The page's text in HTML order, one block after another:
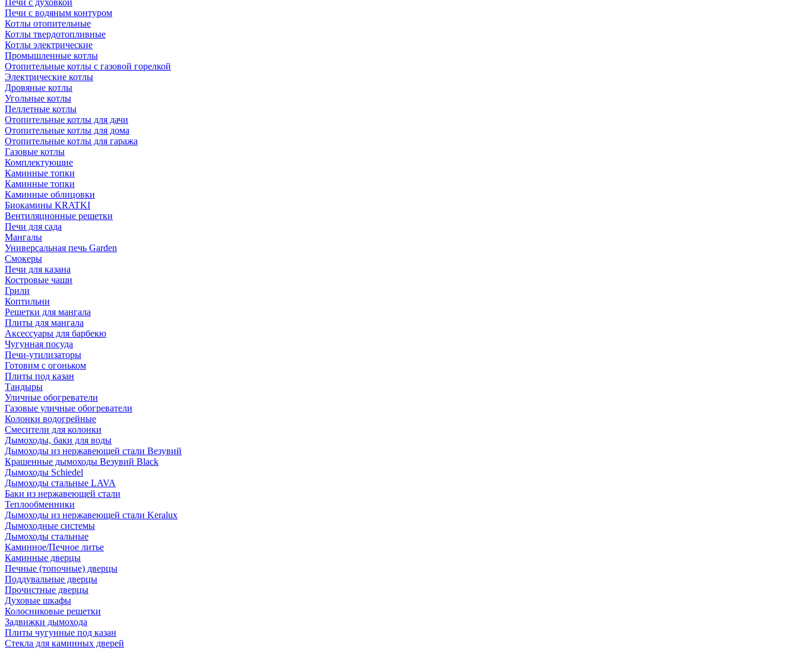
Печи с духовкой
Печи с водяным контуром
Котлы отопительные
Котлы твердотопливные
Котлы электрические
Промышленные котлы
Отопительные котлы с газовой горелкой
Электрические котлы
Дровяные котлы
Угольные котлы
Пеллетные котлы
Отопительные котлы для дачи
Отопительные котлы для дома
Отопительные котлы для гаража
Газовые котлы
Комплектующие
Каминные топки
Каминные топки
Каминные облицовки
Биокамины KRATKI
Вентиляционные решетки
Печи для сада
Мангалы
Универсальная печь Garden
Смокеры
Печи для казана
Костровые чаши
Грили
Коптильни
Решетки для мангала
Плиты для мангала
Аксессуары для барбекю
Чугунная посуда
Печи-утилизаторы
Готовим с огоньком
Плиты под казан
Тандыры
Уличные обогреватели
Газовые уличные обогреватели
Колонки водогрейные
Смесители для колонки
Дымоходы, баки для воды
Дымоходы из нержавеющей стали Везувий
Крашенные дымоходы Везувий Black
Дымоходы Schiedel
Дымоходы стальные LAVA
Баки из нержавеющей стали
Теплообменники
Дымоходы из нержавеющей стали Keralux
Дымоходные системы
Дымоходы стальные
Каминное/Печное литье
Каминные дверцы
Печные (топочные) дверцы
Поддувальные дверцы
Прочистные дверцы
Духовые шкафы
Колосниковые решетки
Задвижки дымохода
Плиты чугунные под казан
Стекла для каминных дверей